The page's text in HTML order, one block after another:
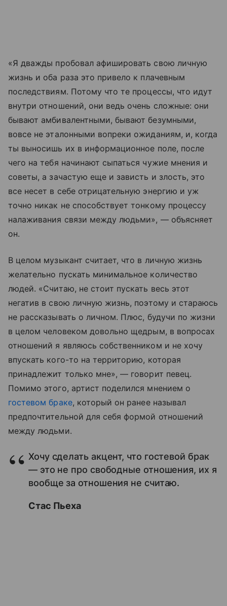
«Я дважды пробовал афишировать свою личную
жизнь и оба раза это привело к плачевным
последствиям. Потому что те процессы, что идут
внутри отношений, они ведь очень сложные: они
бывают амбивалентными, бывают безумными,
вовсе не эталонными вопреки ожиданиям, и, когда
ты выносишь их в информационное поле, после
чего на тебя начинают сыпаться чужие мнения и
советы, а зачастую еще и зависть и злость, это
все несет в себе отрицательную энергию и уж
точно никак не способствует тонкому процессу
налаживания связи между людьми», — объясняет
он.
В целом музыкант считает, что в личную жизнь
желательно пускать минимальное количество
людей. «Считаю, не стоит пускать весь этот
негатив в свою личную жизнь, поэтому и стараюсь
не рассказывать о личном. Плюс, будучи по жизни
в целом человеком довольно щедрым, в вопросах
отношений я являюсь собственником и не хочу
впускать кого-то на территорию, которая
принадлежит только мне», — говорит певец.
Помимо этого, артист поделился мнением о
гостевом браке, который он ранее называл
предпочтительной для себя формой отношений
между людьми.
Хочу сделать акцент, что гостевой брак
— это не про свободные отношения, их я
вообще за отношения не считаю.
Стас Пьеха